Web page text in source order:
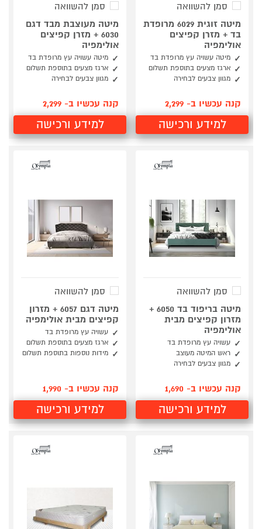
סמן להשוואה
מיטה זוגית 6029 מרופדת
בד + מזרן קפיצים
אולימפיה
מיטה עשויה עץ מרופדת בד
ארגז מצעים בתוספת תשלום
מגוון צבעים לבחירה
קנה עכשיו ב- 2,299
למידע ורכישה
סמן להשוואה
מיטה מעוצבת מבד דגם
6030 + מזרן קפיצים
אולימפיה
מיטה עשויה עץ מרופדת בד
ארגז מצעים בתוספת תשלום
מגוון צבעים לבחירה
קנה עכשיו ב- 2,299
למידע ורכישה
סמן להשוואה
מיטה בריפוד בד 6050 +
מזרון קפיצים מבית
אולימפיה
עשויה עץ מרופדת בד
ראש המיטה מעוצב
מגוון צבעים לבחירה
קנה עכשיו ב- 1,690
למידע ורכישה
סמן להשוואה
מיטה דגם 6057 + מזרון
קפיצים מבית אולימפיה
עשויה עץ מרופדת בד
ארגז מצעים בתוספת תשלום
מידות נוספות בתוספת תשלום
קנה עכשיו ב- 1,990
למידע ורכישה